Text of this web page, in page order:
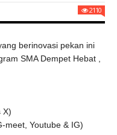
2110
berinovasi pekan ini
SMA Dempet Hebat ,
X)
meet, Youtube & IG)